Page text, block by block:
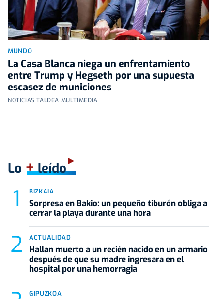
MUNDO
La Casa Blanca niega un enfrentamiento
entre Trump y Hegseth por una supuesta
escasez de municiones
NOTICIAS TALDEA MULTIMEDIA
Lo +leído
BIZKAIA
Sorpresa en Bakio: un pequeño tiburón obliga a
cerrar la playa durante una hora
ACTUALIDAD
Hallan muerto a un recién nacido en un armario
después de que su madre ingresara en el
hospital por una hemorragia
GIPUZKOA